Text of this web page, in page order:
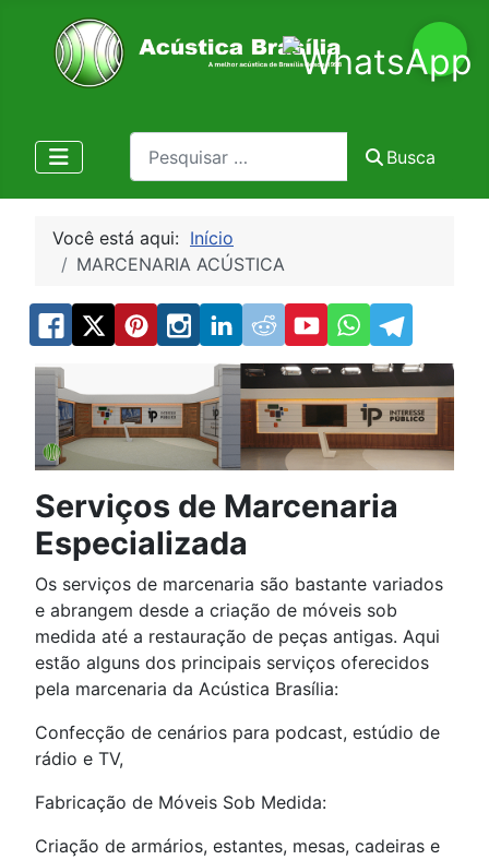
Pesquisa
Busca
Você está aqui: Início
MARCENARIA ACÚSTICA
Serviços de Marcenaria
Especializada
Os serviços de marcenaria são bastante variados
e abrangem desde a criação de móveis sob
medida até a restauração de peças antigas. Aqui
estão alguns dos principais serviços oferecidos
pela marcenaria da Acústica Brasília:
Confecção de cenários para podcast, estúdio de
rádio e TV,
Fabricação de Móveis Sob Medida:
Criação de armários, estantes, mesas, cadeiras e